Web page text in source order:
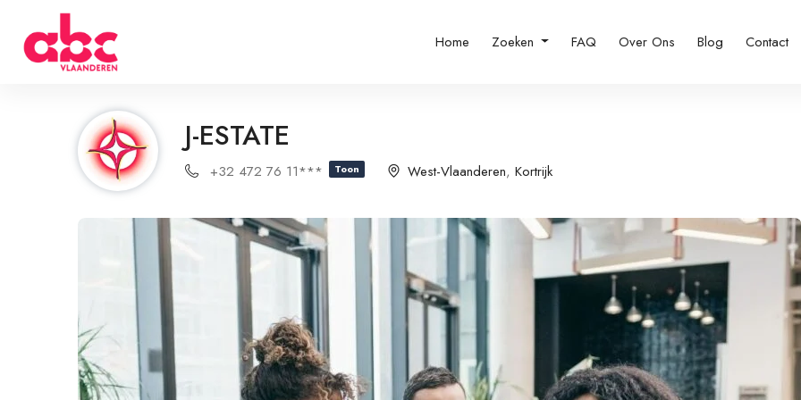
Home Zoeken FAQ Over Ons Blog Contact
J-ESTATE
+32 472 76 11*** Toon West-Vlaanderen, Kortrijk